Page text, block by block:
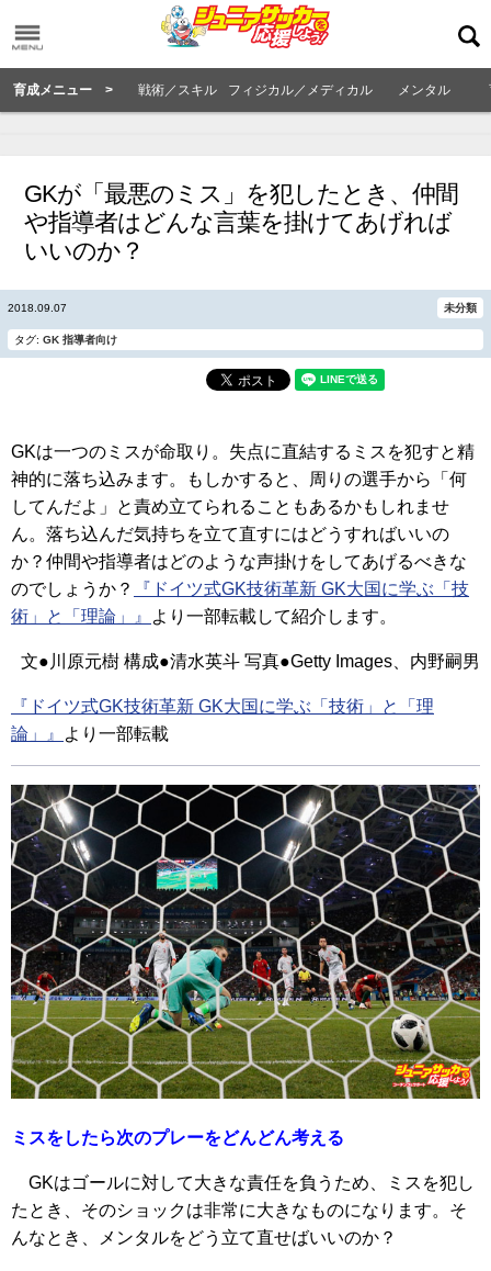
育成メニュー > 戦術／スキル フィジカル／メディカル メンタル
GKが「最悪のミス」を犯したとき、仲間
や指導者はどんな言葉を掛けてあげれば
いいのか？
2018.09.07 未分類
タグ: GK 指導者向け
GKは一つのミスが命取り。失点に直結するミスを犯すと精
神的に落ち込みます。もしかすると、周りの選手から「何
してんだよ」と責め立てられることもあるかもしれませ
ん。落ち込んだ気持ちを立て直すにはどうすればいいの
か？仲間や指導者はどのような声掛けをしてあげるべきな
のでしょうか？
『ドイツ式GK技術革新 GK大国に学ぶ「技
術」と「理論」』
より一部転載して紹介します。
文●川原元樹 構成●清水英斗 写真●Getty Images、内野嗣男
『ドイツ式GK技術革新 GK大国に学ぶ「技術」と「理
論」』
より一部転載
ミスをしたら次のプレーをどんどん考える
GKはゴールに対して大きな責任を負うため、ミスを犯し
たとき、そのショックは非常に大きなものになります。そ
んなとき、メンタルをどう立て直せばいいのか？